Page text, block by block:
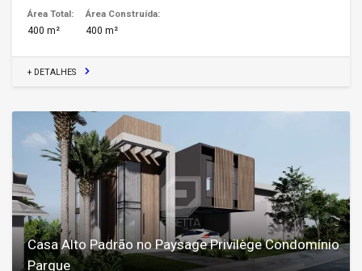
Área Total:
400 m²
Área Construída:
400 m²
+ DETALHES
Casa Alto Padrão no Paysage Privilège Condomínio
Parque